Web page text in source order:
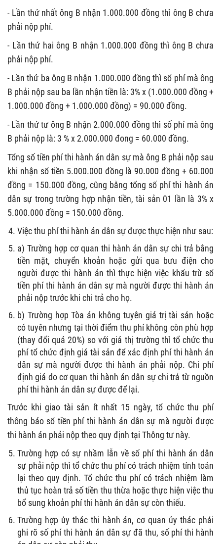
- Lần thứ nhất ông B nhận 1.000.000 đồng thì ông B chưa
phải nộp phí.
- Lần thứ hai ông B nhận 1.000.000 đồng thì ông B chưa
phải nộp phí.
- Lần thứ ba ông B nhận 1.000.000 đồng thì số phí mà ông
B phải nộp sau ba lần nhận tiền là: 3% x (1.000.000 đồng +
1.000.000 đồng + 1.000.000 đồng) = 90.000 đồng.
- Lần thứ tư ông B nhận 2.000.000 đồng thì số phí mà ông
B phải nộp là: 3 % x 2.000.000 đong = 60.000 đồng.
Tổng số tiền phí thi hành án dân sự mà ông B phải nộp sau
khi nhận số tiền 5.000.000 đồng là 90.000 đồng + 60.000
đồng = 150.000 đồng, cũng bằng tổng số phí thi hành án
dân sự trong trường hợp nhận tiền, tài sản 01 lần là 3% x
5.000.000 đồng = 150.000 đồng.
Việc thu phí thi hành án dân sự được thực hiện như sau:
a) Trường hợp cơ quan thi hành án dân sự chi trả bằng
tiền mặt, chuyển khoản hoặc gửi qua bưu điện cho
người được thi hành án thì thực hiện việc khấu trừ số
tiền phí thi hành án dân sự mà người được thi hành án
phải nộp trước khi chi trả cho họ.
b) Trường hợp Tòa án không tuyên giá trị tài sản hoặc
có tuyên nhưng tại thời điểm thu phí không còn phù hợp
(thay đổi quá 20%) so với giá thị trường thì tổ chức thu
phí tổ chức định giá tài sản để xác định phí thi hành án
dân sự mà người được thi hành án phải nộp. Chi phí
định giá do cơ quan thi hành án dân sự chi trả từ nguồn
phí thi hành án dân sự được để lại.
Trước khi giao tài sản ít nhất 15 ngày, tổ chức thu phí
thông báo số tiền phí thi hành án dân sự mà người được
thi hành án phải nộp theo quy định tại Thông tư này.
Trường hợp có sự nhầm lẫn về số phí thi hành án dân
sự phải nộp thì tổ chức thu phí có trách nhiệm tính toán
lại theo quy định. Tổ chức thu phí có trách nhiệm làm
thủ tục hoàn trả số tiền thu thừa hoặc thực hiện việc thu
bổ sung khoản phí thi hành án dân sự còn thiếu.
Trường hợp ủy thác thi hành án, cơ quan ủy thác phải
ghi rõ số phí thi hành án dân sự đã thu, số phí thi hành